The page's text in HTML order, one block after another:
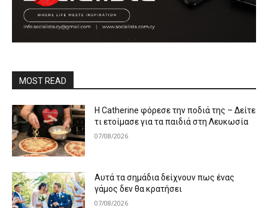
MOST READ
Η Catherine φόρεσε την ποδιά της – Δείτε
τι ετοίμασε για τα παιδιά στη Λευκωσία
07/08/2026
Αυτά τα σημάδια δείχνουν πως ένας
γάμος δεν θα κρατήσει
07/08/2026